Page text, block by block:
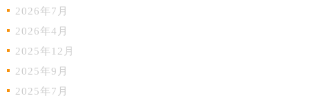
2026年7月
2026年4月
2025年12月
2025年9月
2025年7月